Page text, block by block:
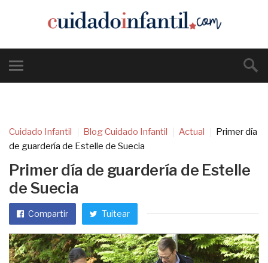
Cuidado Infantil Blog Cuidado Infantil Actual
Primer día
de guardería de Estelle de Suecia
Primer día de guardería de Estelle
de Suecia
Compartir Tuitear